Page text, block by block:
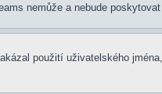
nemůže a nebude
použití uživatelského